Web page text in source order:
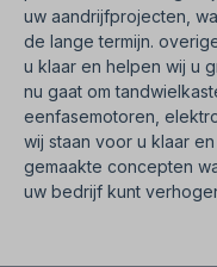
uw aandrijfprojecten,
de lange termijn.
u klaar en helpen wij u
nu gaat om
eenfasemotoren,
wij staan voor u klaar
gemaakte concepten
uw bedrijf kunt